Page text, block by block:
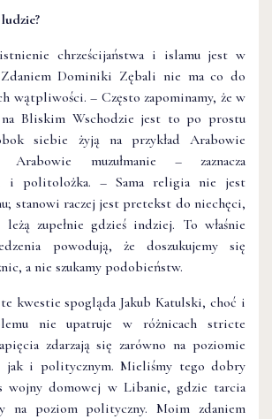
chrześcijaństwa i islamu jest w
Dominiki Zębali nie ma co do
wątpliwości. – Często zapominamy, że w
Bliskim Wschodzie jest to po prostu
siebie żyją na przykład Arabowie
muzułmanie – zaznacza
i politolożka. – Sama religia nie jest
stanowi raczej jest pretekst do niechęci,
zupełnie gdzieś indziej. To właśnie
powodują, że doszukujemy się
a nie szukamy podobieństw.
kwestie spogląda Jakub Katulski, choć i
nie upatruje w różnicach stricte
zdarzają się zarówno na poziomie
jak i politycznym. Mieliśmy tego dobry
wojny domowej w Libanie, gdzie tarcia
na poziom polityczny. Moim zdaniem